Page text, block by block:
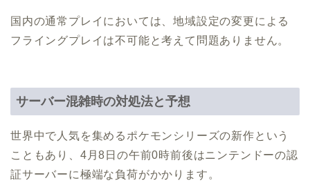
国内の通常プレイにおいては、地域設定の変更による
フライングプレイは不可能と考えて問題ありません。
サーバー混雑時の対処法と予想
世界中で人気を集めるポケモンシリーズの新作という
こともあり、4月8日の午前0時前後はニンテンドーの認
証サーバーに極端な負荷がかかります。